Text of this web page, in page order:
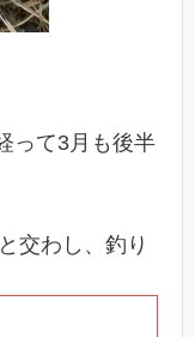
って3月も後半
交わし、釣り